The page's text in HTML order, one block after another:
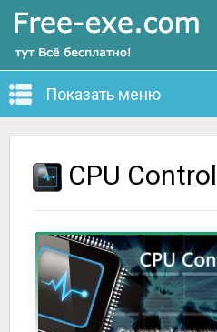
Показать меню
CPU Control